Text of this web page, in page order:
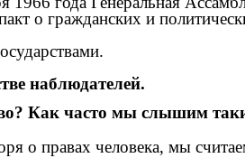
о гражданских и
наблюдателей.
Как часто мы слышим
о правах человека, мы